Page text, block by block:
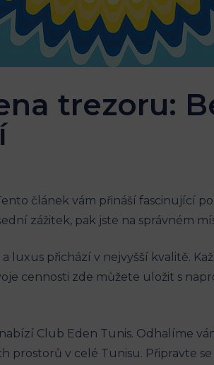
trezoru:
článek vám přináší fascinující
zážitek, pak jste na správném
luxus přichází v nejvyšší kvalitě.
cennosti zde můžete uložit s
Club Eden Tunis. Odhalíme
prostorů v celé Tunisu. Připravte